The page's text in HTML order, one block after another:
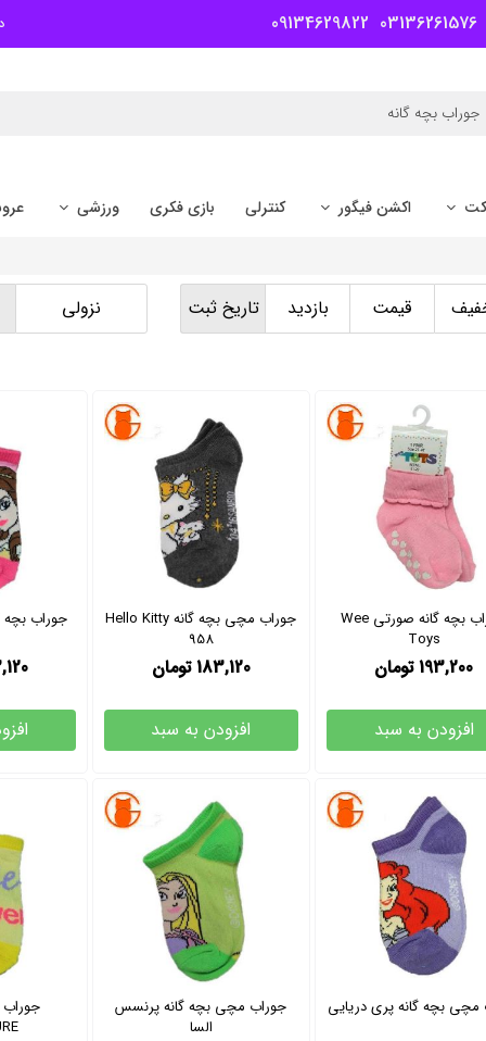
03136261576
09134629822
اکشن فیگور کنترلی بازی فکری ورزشی
قیمت بازدید تاریخ ثبت نزولی
جوراب بچه گانه صورتی Wee
Toys
193,200 تومان
افزودن به سبد
جوراب مچی بچه گانه Hello Kitty
958
183,120 تومان
افزودن به سبد
جوراب بچه
مچی بچه گانه پری دریایی
جوراب مچی بچه گانه پرنسس
السا